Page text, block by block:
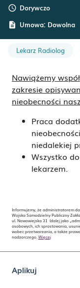
schedule Dorywczo
description Umowa: Dowolna
Lekarz Radiolog
Nawiążemy
zakresie
nieobecności
Praca
niedalekiej
Wszystko
lekarzem.
Informujemy, że administratorem
Wojska Samodzielny Publiczny
ul. Nowowiejska 31 (dalej jako
osobowych, ich sprostowania,
wobec przetwarzania, a także
nadzorczego. Więcej
Aplikuj